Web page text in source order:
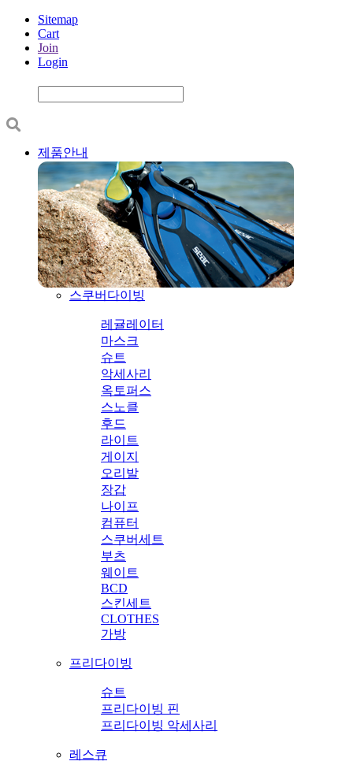
Sitemap
Cart
Join
Login
제품안내
스쿠버다이빙
레귤레이터
마스크
슈트
악세사리
옥토퍼스
스노클
후드
라이트
게이지
오리발
장갑
나이프
컴퓨터
스쿠버세트
부츠
웨이트
BCD
스킨세트
CLOTHES
가방
프리다이빙
슈트
프리다이빙 핀
프리다이빙 악세사리
레스큐